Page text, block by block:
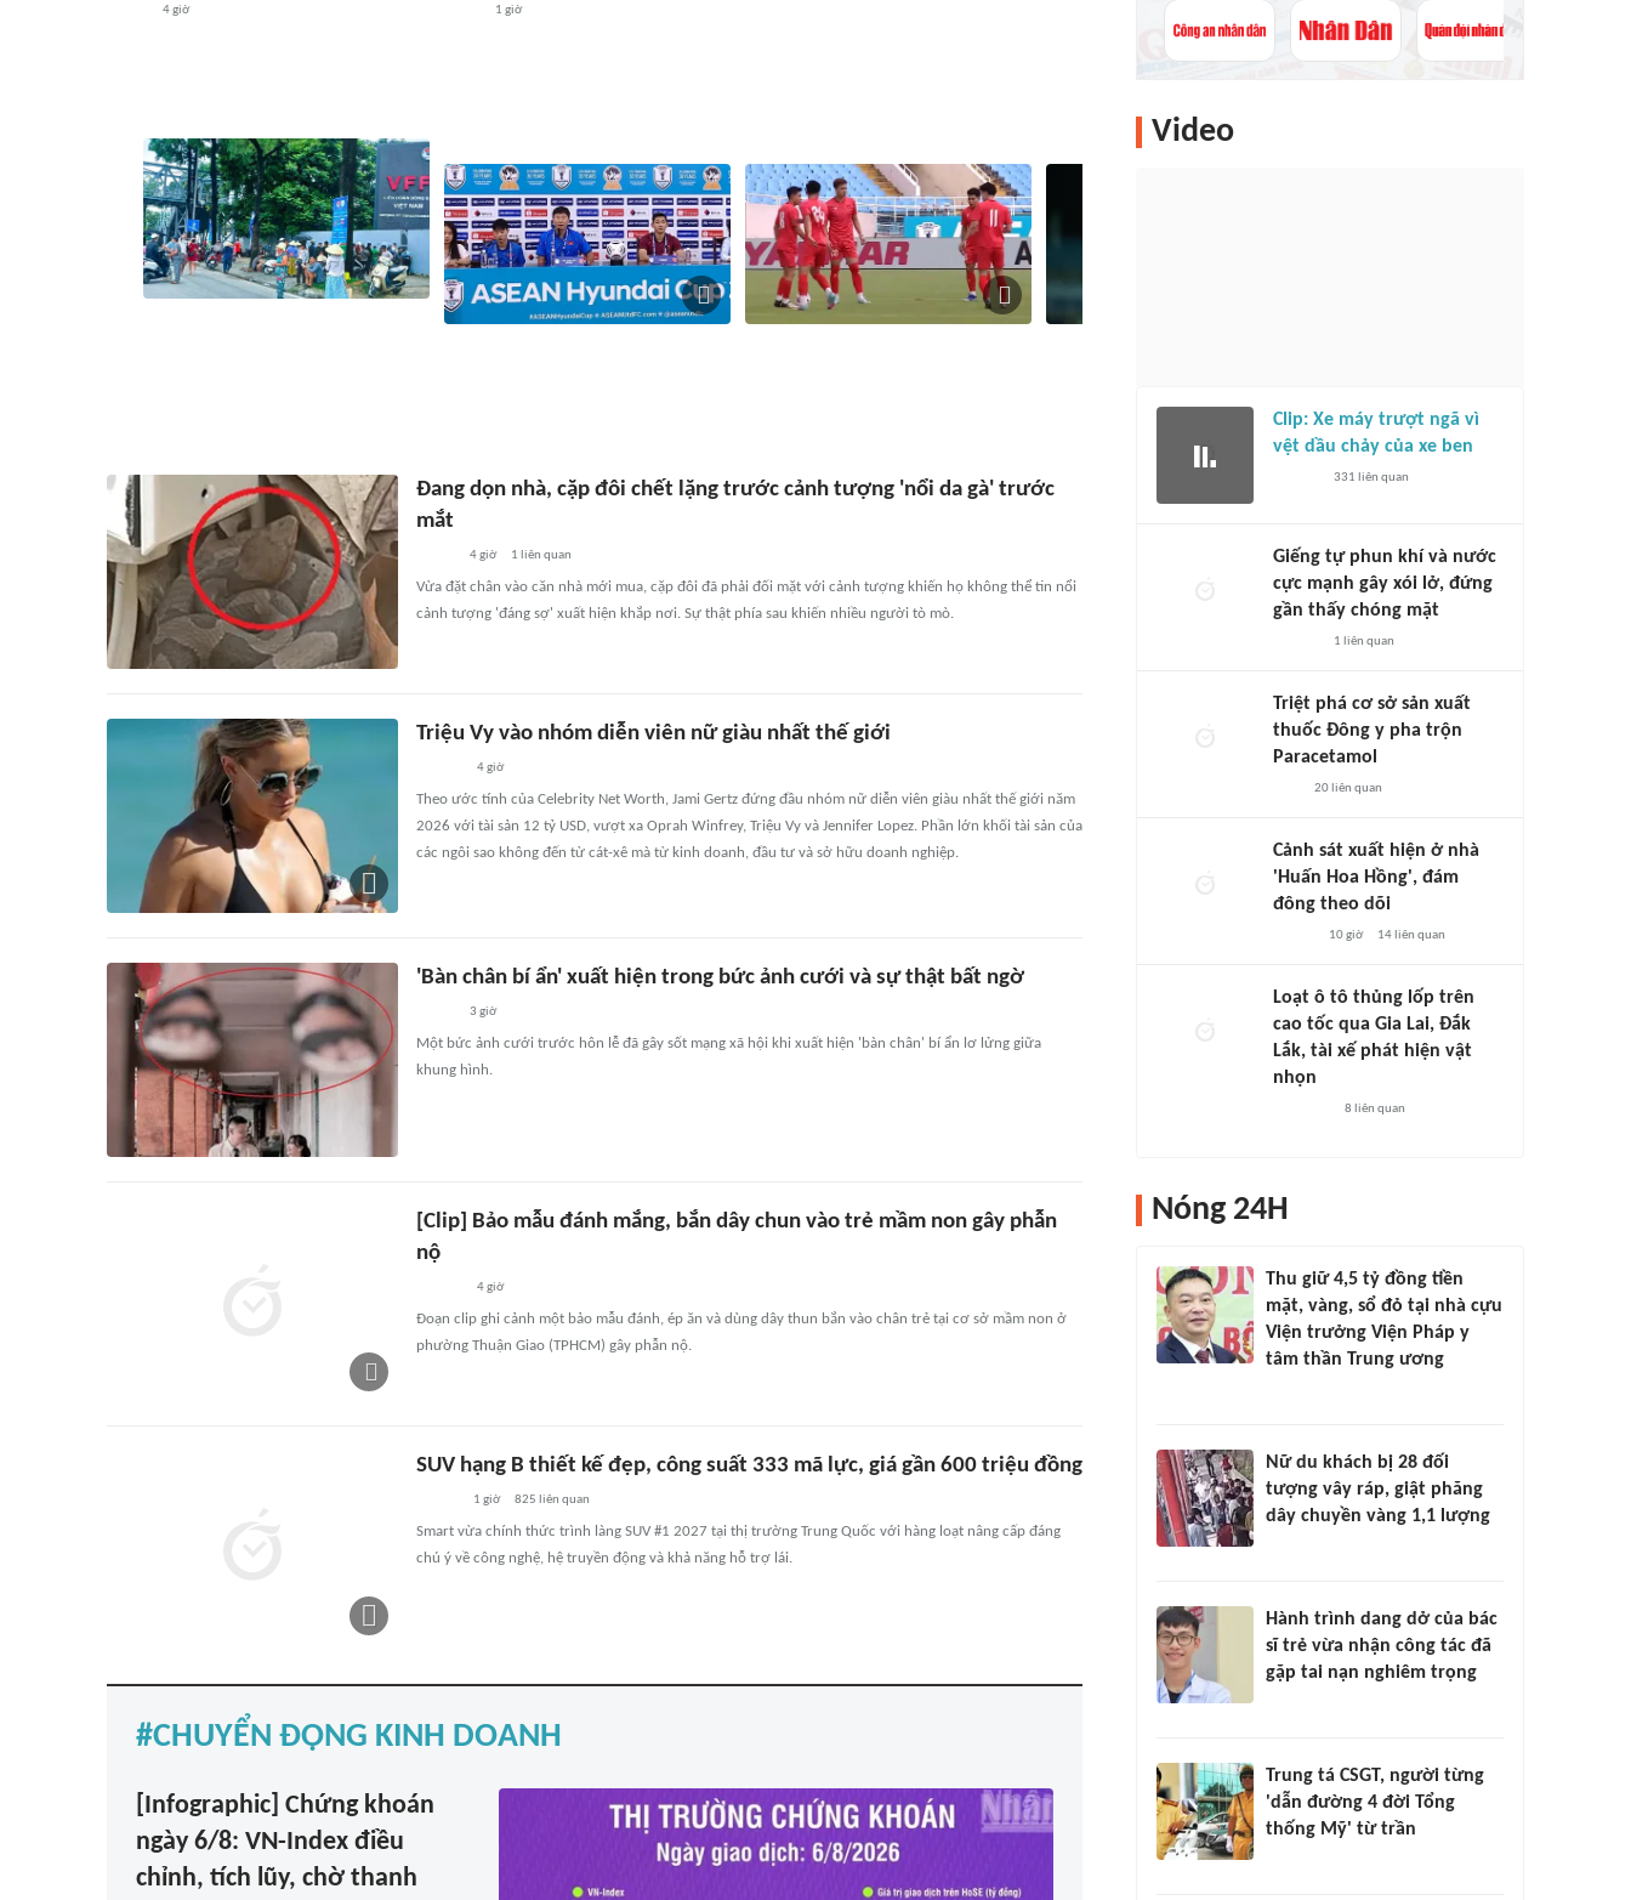
4 giờ 1 giờ
Đang dọn nhà, cặp đôi chết lặng trước cảnh tượng 'nổi da gà' trước
mắt
4 giờ 1 liên quan
Vừa đặt chân vào căn nhà mới mua, cặp đôi đã phải đối mặt với cảnh tượng khiến họ không thể tin nổi
cảnh tượng 'đáng sợ' xuất hiện khắp nơi. Sự thật phía sau khiến nhiều người tò mò.
Triệu Vy vào nhóm diễn viên nữ giàu nhất thế giới
4 giờ
Theo ước tính của Celebrity Net Worth, Jami Gertz đứng đầu nhóm nữ diễn viên giàu nhất thế giới năm
2026 với tài sản 12 tỷ USD, vượt xa Oprah Winfrey, Triệu Vy và Jennifer Lopez. Phần lớn khối tài sản của
các ngôi sao không đến từ cát-xê mà từ kinh doanh, đầu tư và sở hữu doanh nghiệp.
'Bàn chân bí ẩn' xuất hiện trong bức ảnh cưới và sự thật bất ngờ
3 giờ
Một bức ảnh cưới trước hôn lễ đã gây sốt mạng xã hội khi xuất hiện 'bàn chân' bí ẩn lơ lửng giữa
khung hình.
[Clip] Bảo mẫu đánh mắng, bắn dây chun vào trẻ mầm non gây phẫn
nộ
4 giờ
Đoạn clip ghi cảnh một bảo mẫu đánh, ép ăn và dùng dây thun bắn vào chân trẻ tại cơ sở mầm non ở
phường Thuận Giao (TPHCM) gây phẫn nộ.
SUV hạng B thiết kế đẹp, công suất 333 mã lực, giá gần 600 triệu đồng
1 giờ 825 liên quan
Smart vừa chính thức trình làng SUV #1 2027 tại thị trường Trung Quốc với hàng loạt nâng cấp đáng
chú ý về công nghệ, hệ truyền động và khả năng hỗ trợ lái.
CHUYỂN ĐỘNG KINH DOANH
[Infographic] Chứng khoán
ngày 6/8: VN-Index điều
chỉnh, tích lũy, chờ thanh
Video
Clip: Xe máy trượt ngã vì
vệt dầu chảy của xe ben
331 liên quan
Giếng tự phun khí và nước
cực mạnh gây xói lở, đứng
gần thấy chóng mặt
1 liên quan
Triệt phá cơ sở sản xuất
thuốc Đông y pha trộn
Paracetamol
20liên quan
Cảnh sát xuất hiện ở nhà
'Huấn Hoa Hồng', đám
đông theo dõi
10 giờ 14liên quan
Loạt ô tô thủng lốp trên
cao tốc qua Gia Lai, Đắk
Lắk, tài xế phát hiện vật
nhọn
8 liên quan
Nóng 24H
Thu giữ 4,5 tỷ đồng tiền
mặt, vàng, sổ đỏ tại nhà cựu
Viện trưởng Viện Pháp y
tâm thần Trung ương
Nữ du khách bị 28 đối
tượng vây ráp, giật phăng
dây chuyền vàng 1,1 lượng
Hành trình dang dở của bác
sĩ trẻ vừa nhận công tác đã
gặp tai nạn nghiêm trọng
Trung tá CSGT, người từng
'dẫn đường 4 đời Tổng
thống Mỹ' từ trần